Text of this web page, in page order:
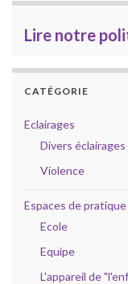
Lire notre
CATÉGORIE
Eclairages
Divers
Violence
Espaces de pratique
Ecole
Equipe
L'appareil de